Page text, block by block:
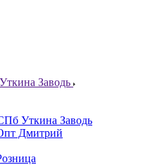
Заводь
Уткина Заводь
Дмитрий